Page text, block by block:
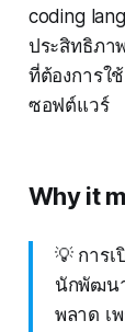
coding
ประสิทธิภา
ที่ต้องการใ
ซอฟต์แวร์
Why it
💡 การ
นักพัฒน
พลาด เ